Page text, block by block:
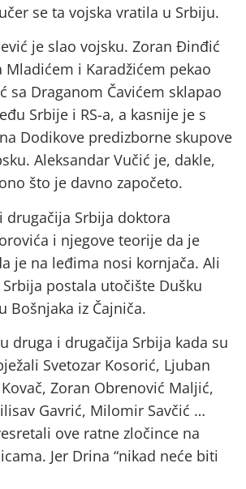
se ta vojska vratila u Srbiju.
je slao vojsku. Zoran Đinđić
Mladićem i Karadžićem pekao
sa Draganom Čavićem sklapao
Srbije i RS-a, a kasnije je s
Dodikove predizborne skupove
Aleksandar Vučić je, dakle,
što je davno započeto.
drugačija Srbija doktora
i njegove teorije da je
je na leđima nosi kornjača. Ali
postala utočište Dušku
Bošnjaka iz Čajniča.
druga i drugačija Srbija kada su
Svetozar Kosorić, Ljuban
Zoran Obrenović Maljić,
Gavrić, Milomir Savčić …
ove ratne zločince na
Jer Drina “nikad neće biti